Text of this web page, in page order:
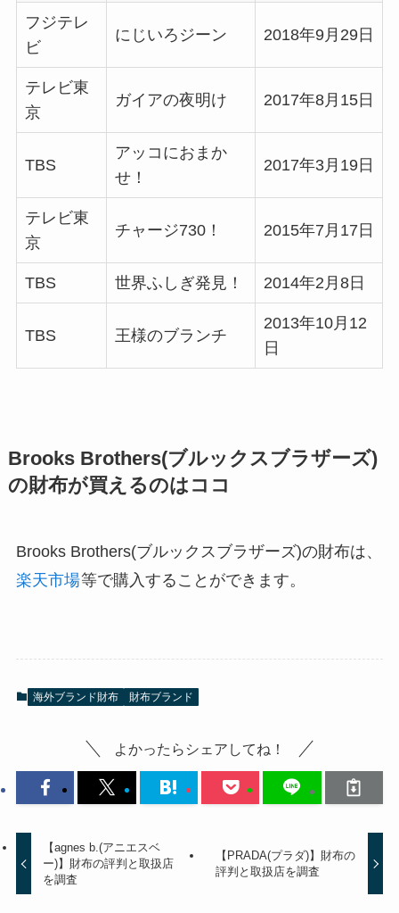
フジテレ
ビ
にじいろジーン 2018年9月29日
テレビ東
京
ガイアの夜明け 2017年8月15日
TBS
アッコにおまか
せ！
2017年3月19日
テレビ東
京
チャージ730！ 2015年7月17日
TBS 世界ふしぎ発見！ 2014年2月8日
TBS 王様のブランチ
2013年10月12
日
Brooks Brothers(ブルックスブラザーズ)
の財布が買えるのはココ
Brooks Brothers(ブルックスブラザーズ)の財布は、
楽天市場等で購入することができます。
海外ブランド財布 財布ブランド
よかったらシェアしてね！
【agnes b.(アニエスベ
ー)】財布の評判と取扱店
を調査
【PRADA(プラダ)】財布の
評判と取扱店を調査